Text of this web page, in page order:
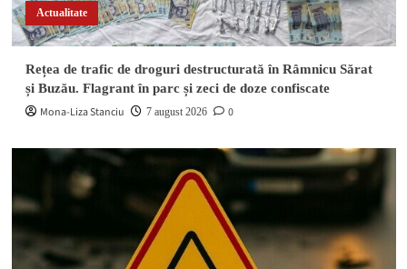
3
Accident în lanț pe DN 72 A, la Dragomirești. O
autoutilitară a lovit două mașini, iar o șoferiță s-
a răsturnat pe câmp
4
Info trafic - Accidente
Impact între două autoturisme pe o stradă din
medicale
5
Actualitate
DIICOT a descins în pădure! Un bărbat de 51 de
ani a fost arestat după ce a înființat o cultură
outdoor de marijuana
Actualitate
Rețea de trafic de droguri destructurată în Râmnicu Sărat
și Buzău. Flagrant în parc și zeci de doze confiscate
Mona-Liza Stanciu 7 august 2026 0